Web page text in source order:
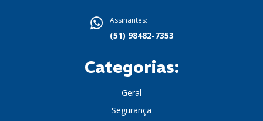
Assinantes:
(51) 98482-7353
Categorias:
Geral
Segurança